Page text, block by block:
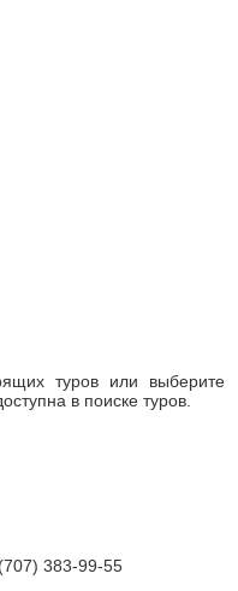
туров или выберите
в поиске туров.
383-99-55